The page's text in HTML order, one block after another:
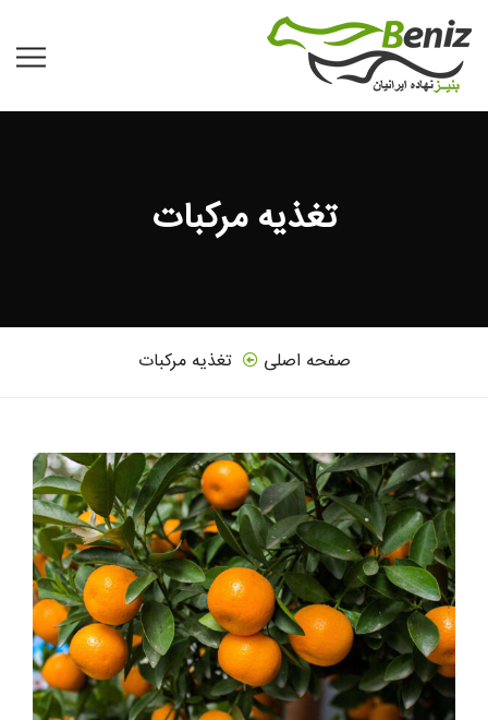
تغذیه مرکبات
صفحه اصلی تغذیه مرکبات